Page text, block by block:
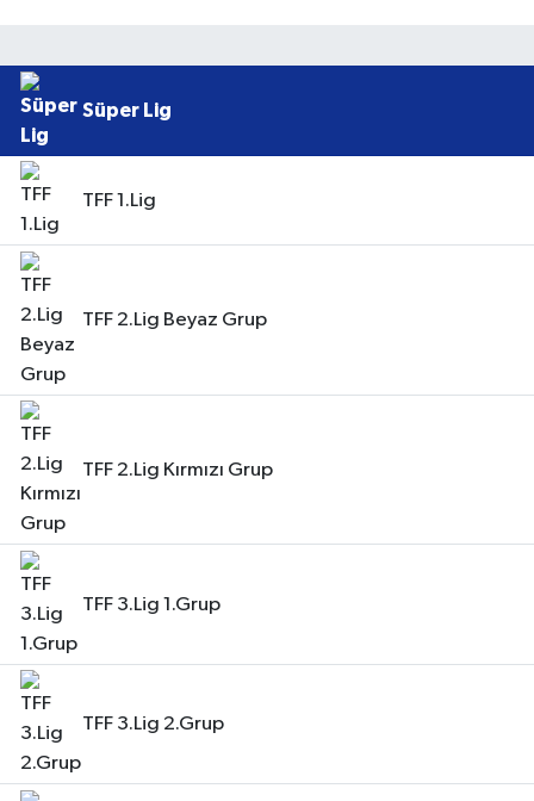
Süper Lig
TFF 1.Lig
TFF 2.Lig Beyaz Grup
TFF 2.Lig Kırmızı Grup
TFF 3.Lig 1.Grup
TFF 3.Lig 2.Grup